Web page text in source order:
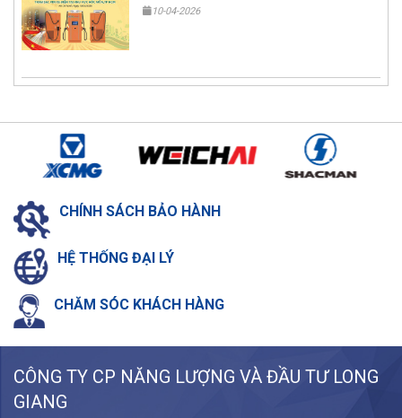
mới cho hạ tầng giao thông xanh
10-04-2026
CHÍNH SÁCH BẢO HÀNH
HỆ THỐNG ĐẠI LÝ
CHĂM SÓC KHÁCH HÀNG
CÔNG TY CP NĂNG LƯỢNG VÀ ĐẦU TƯ LONG
GIANG